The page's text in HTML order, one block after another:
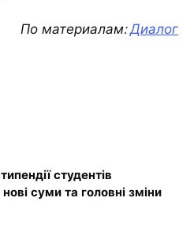
По материалам:Диалог
студентів
суми та головні зміни